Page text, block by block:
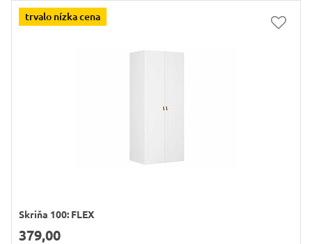
trvalo nízka cena
Skriňa 100: FLEX
379,00